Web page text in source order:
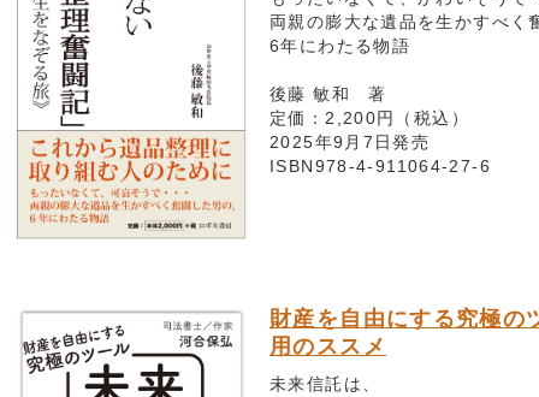
両親の膨大な遺品を生かすべく
6年にわたる物語
後藤 敏和 著
定価：2,200円（税込）
2025年9月7日発売
ISBN978-4-911064-27-6
財産を自由にする究極
用のススメ
未来信託は、